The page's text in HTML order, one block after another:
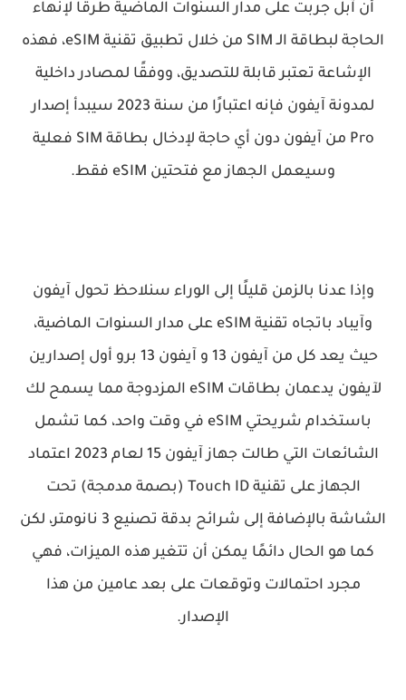
أن آبل جربت على مدار السنوات الماضية طرقًا لإنهاء
الحاجة لبطاقة الـ SIM من خلال تطبيق تقنية eSIM، فهذه
الإشاعة تعتبر قابلة للتصديق، ووفقًا لمصادر داخلية
لمدونة آيفون فإنه اعتبارًا من سنة 2023 سيبدأ إصدار
Pro من آيفون دون أي حاجة لإدخال بطاقة SIM فعلية
وسيعمل الجهاز مع فتحتين eSIM فقط.
وإذا عدنا بالزمن قليلًا إلى الوراء سنلاحظ تحول آيفون
وآيباد باتجاه تقنية eSIM على مدار السنوات الماضية،
حيث يعد كل من آيفون 13 و آيفون 13 برو أول إصدارين
لآيفون يدعمان بطاقات eSIM المزدوجة مما يسمح لك
باستخدام شريحتي eSIM في وقت واحد، كما تشمل
الشائعات التي طالت جهاز آيفون 15 لعام 2023 اعتماد
الجهاز على تقنية Touch ID (بصمة مدمجة) تحت
الشاشة بالإضافة إلى شرائح بدقة تصنيع 3 نانومتر، لكن
كما هو الحال دائمًا يمكن أن تتغير هذه الميزات، فهي
مجرد احتمالات وتوقعات على بعد عامين من هذا
الإصدار.